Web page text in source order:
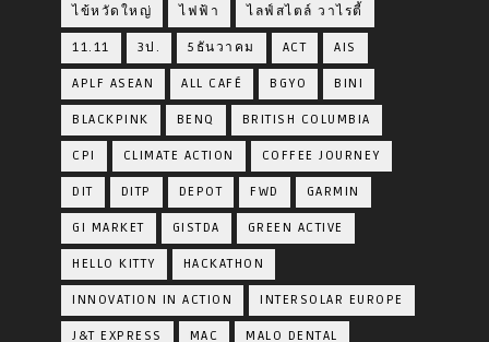
ไข้หวัดใหญ่ ไฟฟ้า ไลฟ์สไตล์ วาไรตี้
11.11 3ป. 5ธันวาคม ACT AIS
APLF ASEAN ALL CAFÉ BGYO BINI
BLACKPINK BENQ BRITISH COLUMBIA
CPI CLIMATE ACTION COFFEE JOURNEY
DIT DITP DEPOT FWD GARMIN
GI MARKET GISTDA GREEN ACTIVE
HELLO KITTY HACKATHON
INNOVATION IN ACTION INTERSOLAR EUROPE
J&T EXPRESS MAC MALO DENTAL